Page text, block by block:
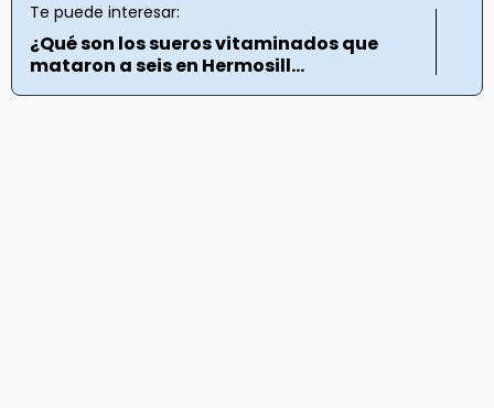
Te puede interesar:
¿Qué son los sueros vitaminados que
mataron a seis en Hermosill...